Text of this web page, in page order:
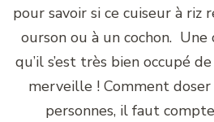
pour savoir si ce cuiseur à riz
ourson ou à un cochon. Une
qu’il s’est très bien occupé
merveille ! Comment
personnes, il faut